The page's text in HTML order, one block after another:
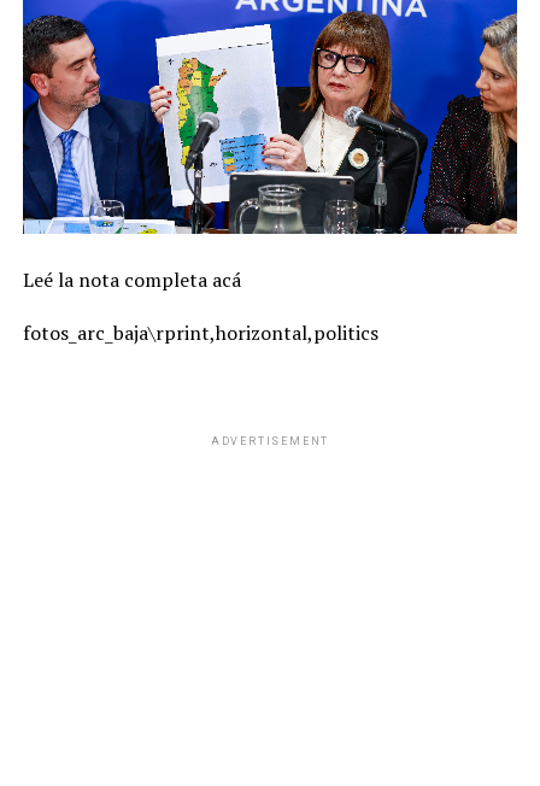
Leé la nota completa acá
fotos_arc_baja\rprint,horizontal,politics
ADVERTISEMENT